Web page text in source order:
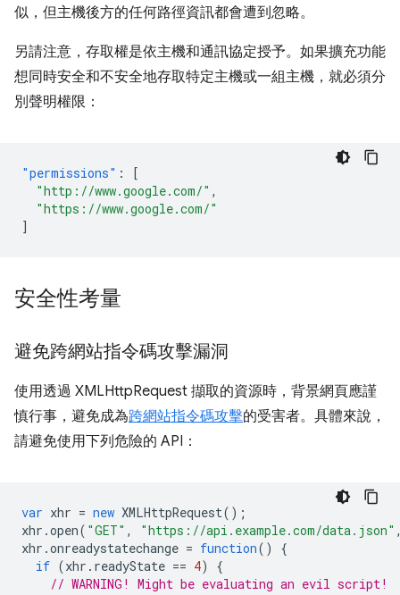
似，但主機後方的任何路徑資訊都會遭到忽略。
另請注意，存取權是依主機和通訊協定授予。如果擴充功能
想同時安全和不安全地存取特定主機或一組主機，就必須分
別聲明權限：
"permissions" :
[
"http://www.google.com/" ,
"https://www.google.com/"
]
安全性考量
避免跨網站指令碼攻擊漏洞
使用透過 XMLHttpRequest 擷取的資源時，背景網頁應謹
慎行事，避免成為跨網站指令碼攻擊的受害者。具體來說，
請避免使用下列危險的 API：
var xhr = new XMLHttpRequest();
xhr .open( "GET" , "https://api.example.com/data.json"
xhr .onreadystatechange = function()
{
if (xhr . readyState == 4)
{
// WARNING! Might be evaluating an evil script!